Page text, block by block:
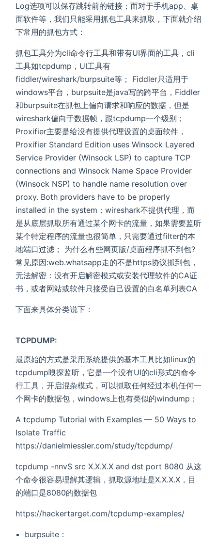
Log选项可以保存跳转前的链接；而对于手机app、桌
面软件等，我们只能采用抓包工具来抓取，下面就介绍
下常用的抓包方式：
抓包工具分为cli命令行工具和带有UI界面的工具，cli
工具如tcpdump，UI工具有
fiddler/wireshark/burpsuite等； Fiddler只适用于
windows平台，burpsuite是java写的跨平台，Fiddler
和burpsuite在抓包上偏向请求和响应的数据，但是
wireshark偏向于数据帧，跟tcpdump一个级别；
Proxifier主要是给没有提供代理设置的桌面软件，
Proxifier Standard Edition uses Winsock Layered
Service Provider (Winsock LSP) to capture TCP
connections and Winsock Name Space Provider
(Winsock NSP) to handle name resolution over
proxy. Both providers have to be properly
installed in the system；wireshark不提供代理，而
是从底层抓取所有通过某个网卡的流量，如果需要监听
某个特定程序的流量也很简单，只需要通过filter的本
地端口过滤； 为什么有些网页版/桌面程序抓不到包?
常见原因:web.whatsapp走的不是https协议抓到包，
无法解密：没有开启解密模式或安装代理软件的CA证
书，或者网站或软件只接受自己设置的白名单列表CA
下面来具体分类说下：
TCPDUMP:
最原始的方式是采用系统提供的基本工具比如linux的
tcpdump嗅探监听，它是一个没有UI的cli形式的命令
行工具，开启混杂模式，可以抓取任何经过本机任何一
个网卡的数据包，windows上也有类似的windump；
A tcpdump Tutorial with Examples — 50 Ways to
Isolate Traffic
https://danielmiessler.com/study/tcpdump/
tcpdump -nnvS src X.X.X.X and dst port 8080 从这
个命令很容易理解其逻辑，抓取源地址是X.X.X.X，目
的端口是8080的数据包
https://hackertarget.com/tcpdump-examples/
burpsuite：